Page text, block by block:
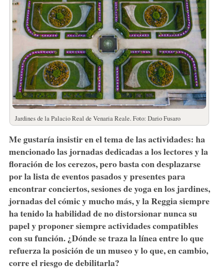
Jardines de la Palacio Real de Venaria Reale. Foto: Dario Fusaro
Me gustaría insistir en el tema de las actividades: ha
mencionado las jornadas dedicadas a los lectores y la
floración de los cerezos, pero basta con desplazarse
por la lista de eventos pasados y presentes para
encontrar conciertos, sesiones de yoga en los jardines,
jornadas del cómic y mucho más, y la Reggia siempre
ha tenido la habilidad de no distorsionar nunca su
papel y proponer siempre actividades compatibles
con su función. ¿Dónde se traza la línea entre lo que
refuerza la posición de un museo y lo que, en cambio,
corre el riesgo de debilitarla?